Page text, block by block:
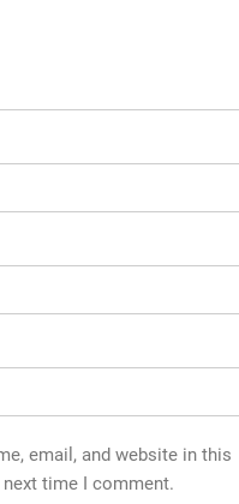
email, and website in this
time I comment.